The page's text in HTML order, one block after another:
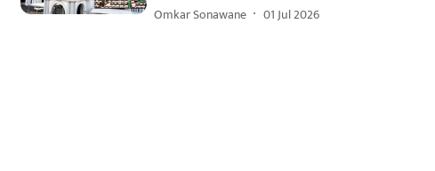
Omkar Sonawane 01 Jul 2026